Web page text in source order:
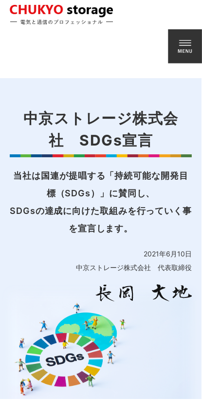
Warning : Undefined variable $bh1 in /home/sistereight/chu-
str.com/public_html/wp-content/themes/chustr/header.php
中京ストレージ株式会
社 SDGs宣言
当社は国連が提唱する「持続可能な開発目
標（SDGs）」に賛同し、
SDGsの達成に向けた取組みを行っていく事
を宣言します。
2021年6月10日
中京ストレージ株式会社 代表取締役